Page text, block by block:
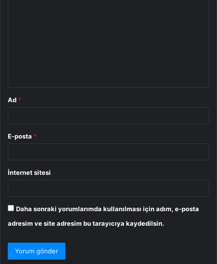
Ad *
E-posta *
İnternet sitesi
Daha sonraki yorumlarımda kullanılması için adım, e-posta
adresim ve site adresim bu tarayıcıya kaydedilsin.